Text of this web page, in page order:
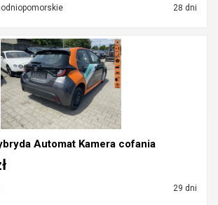
28 dni
Automat Kamera cofania
29 dni